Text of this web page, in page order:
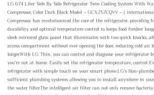
LG 674 Liter Side By Side Refrigerator Twin Cooling System With
Compressor, Color Dark Black Model – GCX257CQVV – (
Compressor has revolutionized the core of the refrigerator, providing
durability and optimal temperature control to keeps food fresher
sleek mirrored glass panel that illuminates with two quick knocks,
access compartment without ever opening the door, reducing cold air
longer.With LG Thin, you can control and diagnose your refrigerator
you’re not at home. Easily set the refrigerator temperature, control
refrigerator with simple touch on your smart phone.LG’s Non-
sufficient plumbing systems allowing you to install anywhere in
the water filter.The intelligent air filter can not only remove bacteria